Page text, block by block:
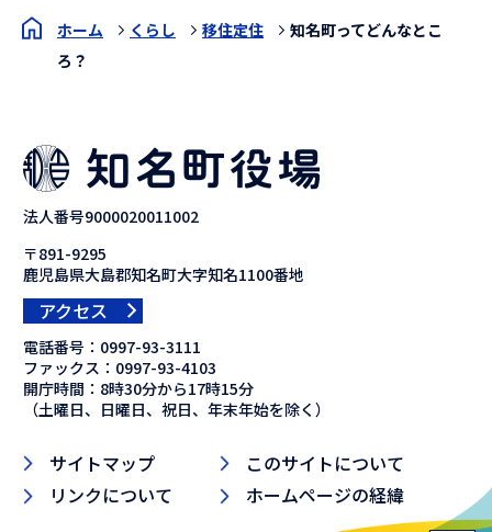
ホーム くらし 移住定住
知名町ってどんなとこ
ろ？
法人番号9000020011002
〒891-9295
鹿児島県大島郡知名町大字知名1100番地
アクセス
電話番号： 0997-93-3111
ファックス： 0997-93-4103
開庁時間：8時30分から17時15分
（土曜日、日曜日、祝日、年末年始を除く）
サイトマップ
このサイトについて
リンクについて
ホームページの経緯